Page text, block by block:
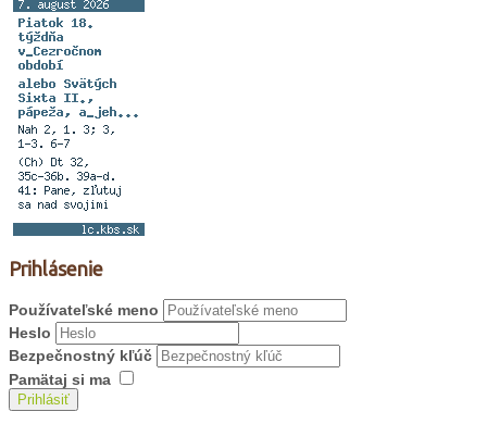
Prihlásenie
Používateľské meno
Heslo
Bezpečnostný kľúč
Pamätaj si ma
Prihlásiť